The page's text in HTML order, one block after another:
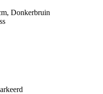
Donkerbruin